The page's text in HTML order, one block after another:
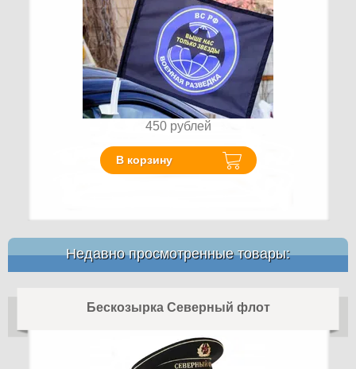
450 рублей
В корзину
Недавно просмотренные товары:
Бескозырка Северный флот